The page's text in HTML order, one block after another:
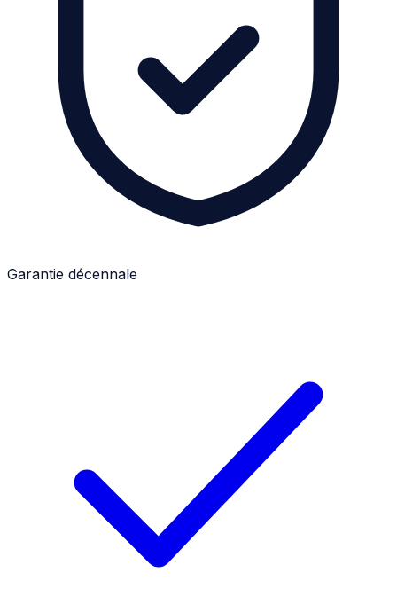
Garantie décennale